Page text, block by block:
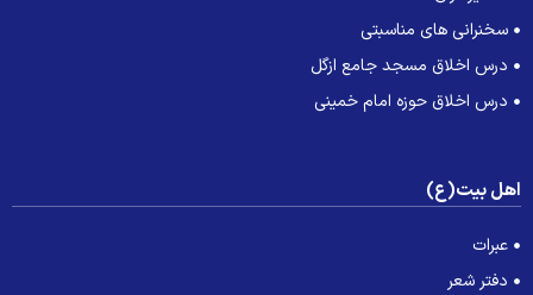
سخنرانی های مناسبتی
درس اخلاق مسجد جامع ازگل
درس اخلاق حوزه امام خمینی
بیت(ع)
عبرات
دفتر شعر